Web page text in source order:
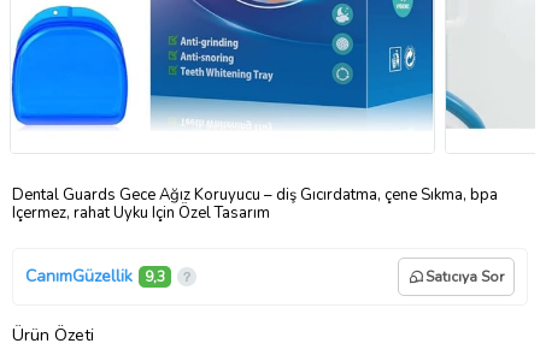
Dental Guards Gece Ağız Koruyucu – diş Gıcırdatma, çene Sıkma, bpa
Içermez, rahat Uyku Için Özel Tasarım
CanımGüzellik 9,3 Satıcıya Sor
Ürün Özeti